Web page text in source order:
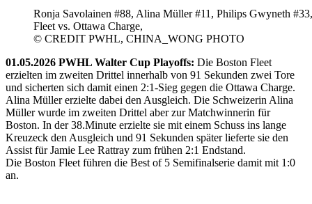
Ronja Savolainen #88, Alina Müller #11, Philips Gwyneth
Fleet vs. Ottawa Charge,
© CREDIT PWHL, CHINA_WONG PHOTO
01.05.2026 PWHL Walter Cup Playoffs: Die Boston Fleet
erzielten im zweiten Drittel innerhalb von 91 Sekunden zwei Tore
und sicherten sich damit einen 2:1-Sieg gegen die Ottawa Charge.
Alina Müller erzielte dabei den Ausgleich. Die Schweizerin Alina
Müller wurde im zweiten Drittel aber zur Matchwinnerin für
Boston. In der 38.Minute erzielte sie mit einem Schuss ins lange
Kreuzeck den Ausgleich und 91 Sekunden später lieferte sie den
Assist für Jamie Lee Rattray zum frühen 2:1 Endstand.
Die Boston Fleet führen die Best of 5 Semifinalserie damit mit 1:0
an.